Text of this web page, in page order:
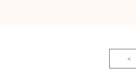
＜